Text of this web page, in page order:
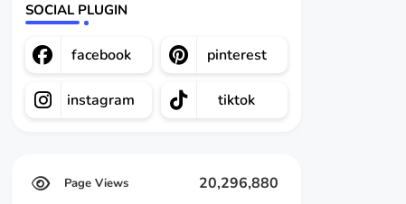
SOCIAL PLUGIN
facebook pinterest
instagram tiktok
20,296,880